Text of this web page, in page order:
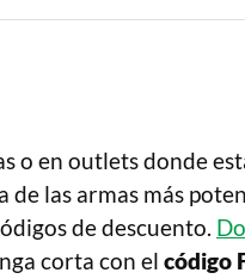
o en outlets donde
de las armas más
de descuento.
corta con el código